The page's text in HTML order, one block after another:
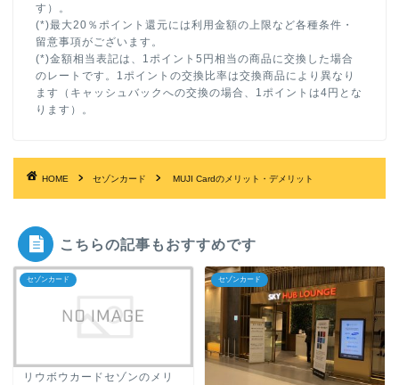
す）。
(*)最大20％ポイント還元には利用金額の上限など各種条件・
留意事項がございます。
(*)金額相当表記は、1ポイント5円相当の商品に交換した場合
のレートです。1ポイントの交換比率は交換商品により異なり
ます（キャッシュバックへの交換の場合、1ポイントは4円とな
ります）。
HOME セゾンカード MUJI Cardのメリット・デメリット
こちらの記事もおすすめです
セゾンカード
リウボウカードセゾンのメリ
セゾンカード